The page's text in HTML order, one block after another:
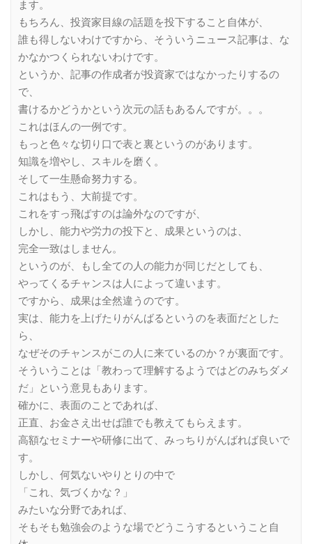
ます。
もちろん、投資家目線の話題を投下すること自体が、
誰も得しないわけですから、そういうニュース記事は、な
かなかつくられないわけです。
というか、記事の作成者が投資家ではなかったりするの
で、
書けるかどうかという次元の話もあるんですが。。。
これはほんの一例です。
もっと色々な切り口で表と裏というのがあります。
知識を増やし、スキルを磨く。
そして一生懸命努力する。
これはもう、大前提です。
これをすっ飛ばすのは論外なのですが、
しかし、能力や労力の投下と、成果というのは、
完全一致はしません。
というのが、もし全ての人の能力が同じだとしても、
やってくるチャンスは人によって違います。
ですから、成果は全然違うのです。
実は、能力を上げたりがんばるというのを表面だとした
ら、
なぜそのチャンスがこの人に来ているのか？が裏面です。
そういうことは「教わって理解するようではどのみちダメ
だ」という意見もあります。
確かに、表面のことであれば、
正直、お金さえ出せば誰でも教えてもらえます。
高額なセミナーや研修に出て、みっちりがんばれば良いで
す。
しかし、何気ないやりとりの中で
「これ、気づくかな？」
みたいな分野であれば、
そもそも勉強会のような場でどうこうするということ自